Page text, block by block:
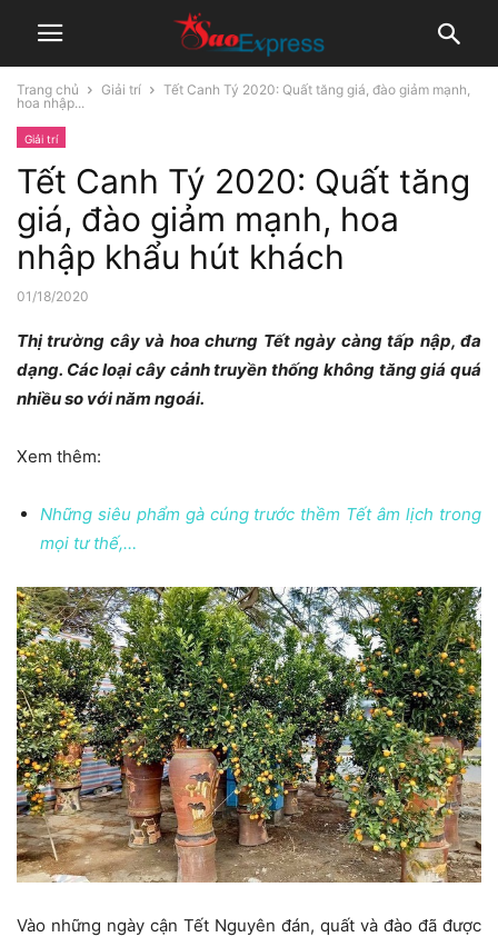
Trang chủ Giải trí
Tết Canh Tý 2020: Quất tăng giá, đào giảm mạnh,
hoa nhập...
Giải trí
Tết Canh Tý 2020: Quất tăng
giá, đào giảm mạnh, hoa
nhập khẩu hút khách
01/18/2020
Thị trường cây và hoa chưng Tết ngày càng tấp nập, đa
dạng. Các loại cây cảnh truyền thống không tăng giá quá
nhiều so với năm ngoái.
Xem thêm:
Những siêu phẩm gà cúng trước thềm Tết âm lịch trong
mọi tư thế,…
Vào những ngày cận Tết Nguyên đán, quất và đào đã được